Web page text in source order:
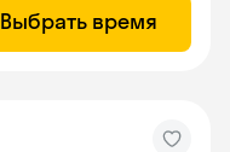
Выбрать время